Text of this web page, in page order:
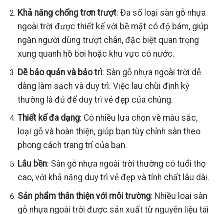
Khả năng chống trơn trượt: Đa số loại sàn gỗ nhựa
ngoài trời được thiết kế với bề mặt có độ bám, giúp
ngăn người dùng trượt chân, đặc biệt quan trọng
xung quanh hồ bơi hoặc khu vực có nước.
Dễ bảo quản và bảo trì: Sàn gỗ nhựa ngoài trời dễ
dàng làm sạch và duy trì. Việc lau chùi định kỳ
thường là đủ để duy trì vẻ đẹp của chúng.
Thiết kế đa dạng: Có nhiều lựa chọn về màu sắc,
loại gỗ và hoàn thiện, giúp bạn tùy chỉnh sàn theo
phong cách trang trí của bạn.
Lâu bền: Sàn gỗ nhựa ngoài trời thường có tuổi thọ
cao, với khả năng duy trì vẻ đẹp và tính chất lâu dài.
Sản phẩm thân thiện với môi trường: Nhiều loại sàn
gỗ nhựa ngoài trời được sản xuất từ nguyên liệu tái